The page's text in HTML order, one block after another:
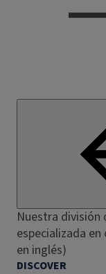
Nuestra
especializada
en inglés)
DISCOVER